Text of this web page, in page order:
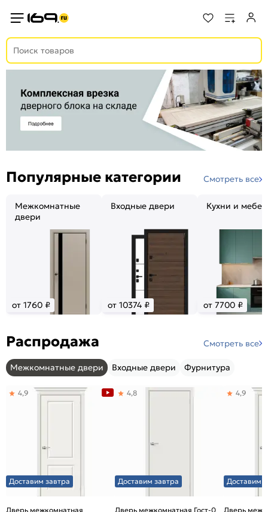
Популярные категории Смотреть все
Межкомнатные
двери
от 1760 ₽
Входные двери
от 10374 ₽
Кухни и
от 7700 ₽
Распродажа Смотреть все
Межкомнатные двери Входные двери Фурнитура
Доставим завтра
Дверь межкомнатная
4,9
Доставим завтра
Дверь межкомнатная Гост-0
4,8
Доставим
Дверь
4,9